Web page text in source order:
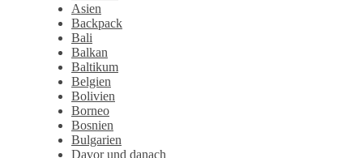
Asien
Backpack
Bali
Balkan
Baltikum
Belgien
Bolivien
Borneo
Bosnien
Bulgarien
Davor und danach